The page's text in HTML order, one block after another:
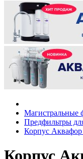
Магистральные
Предфильтры
Корпус